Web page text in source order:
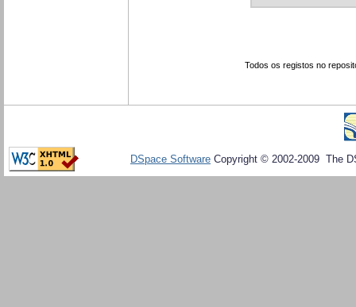
Todos os registos no
DSpace Software Copyright © 2002-2009 The